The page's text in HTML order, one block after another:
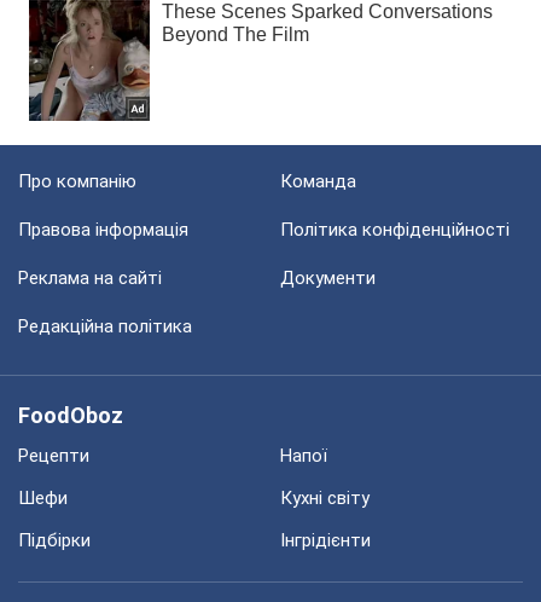
Про компанію Команда
Правова інформація Політика конфіденційності
Реклама на сайті Документи
Редакційна політика
FoodOboz
Рецепти
Напої
Шефи
Кухні світу
Підбірки
Інгрідієнти